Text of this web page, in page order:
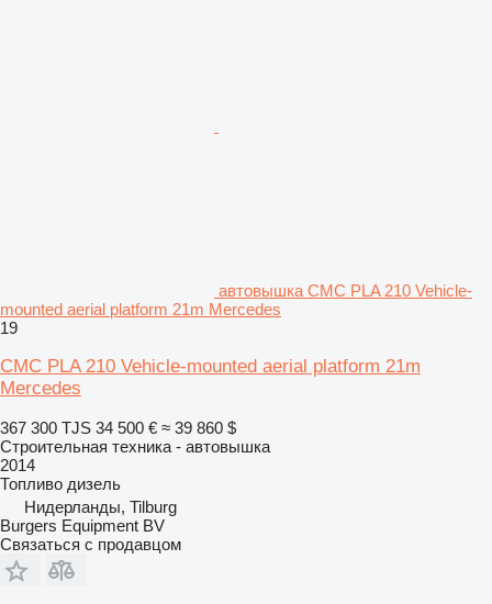
автовышка CMC PLA 210 Vehicle-
mounted aerial platform 21m Mercedes
19
CMC PLA 210 Vehicle-mounted aerial platform 21m
Mercedes
367 300 TJS 34 500 € ≈ 39 860 $
Строительная техника - автовышка
2014
Топливо дизель
Нидерланды, Tilburg
Burgers Equipment BV
Связаться с продавцом